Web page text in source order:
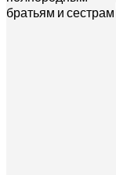
братьям и сестрам